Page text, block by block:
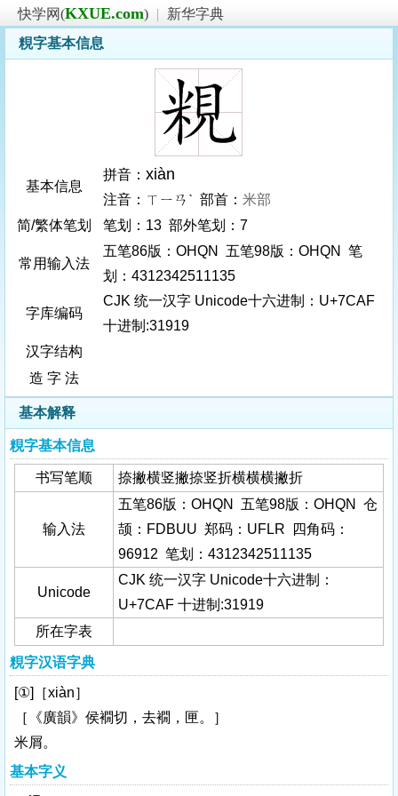
快学网(KXUE.com) |
新华字典
粯字基本信息
基本信息
拼音： xiàn
注音：ㄒㄧㄢˋ 部首： 米部
简/繁体笔划
笔划：13 部外笔划：7
常用输入法
五笔86版：OHQN 五笔98版：OHQN 笔
划：4312342511135
字库编码
CJK 统一汉字 Unicode十六进制：U+7CAF
十进制:31919
汉字结构
造 字 法
基本解释
粯字基本信息
书写笔顺 捺撇横竖撇捺竖折横横横撇折
输入法
五笔86版：OHQN 五笔98版：OHQN 仓
颉：FDBUU 郑码：UFLR 四角码：
96912 笔划：4312342511135
Unicode
CJK 统一汉字 Unicode十六进制：
U+7CAF 十进制:31919
所在字表
粯字汉语字典
[①]［xiàn］
［《廣韻》侯襉切，去襉，匣。］
米屑。
基本字义